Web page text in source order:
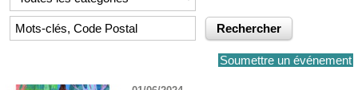
Soumettre un événement